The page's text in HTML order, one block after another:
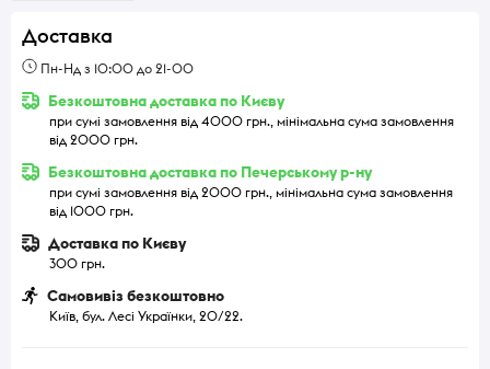
Доставка
Пн-Нд з 10:00 до 21-00
Безкоштовна доставка по Києву
при сумі замовлення від 4000 грн., мінімальна сума замовлення
від 2000 грн.
Безкоштовна доставка по Печерському р-ну
при сумі замовлення від 2000 грн., мінімальна сума замовлення
від 1000 грн.
Доставка по Києву
300 грн.
Самовивіз безкоштовно
Київ, бул. Лесі Українки, 20/22.